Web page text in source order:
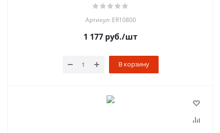
Артикул: ER10800
1 177 руб./шт
В корзину